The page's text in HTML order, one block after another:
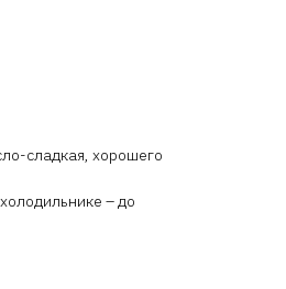
сладкая, хорошего
– до